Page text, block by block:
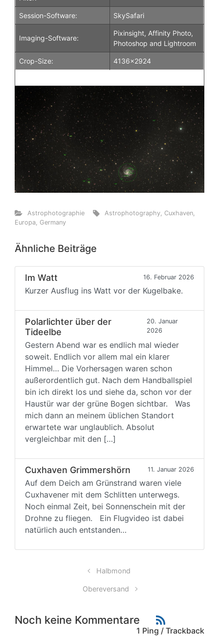
Session-Software: SkySafari
Imaging-Software:
Pixinsight, Affinity Photo,
Photoshop and Lightroom
Crop-Size: 4136x2924
Astrophotographie Astrophotography Cuxhaven
Europa Germany
Ähnliche Beiträge
Im Watt 16. Februar 2026
Kurzer Ausflug ins Watt vor der Kugelbake.
Polarlichter über der
Tideelbe
20. Januar
2026
Gestern Abend war es endlich mal wieder
soweit. Endlich vor allem mal ein klarer
Himmel… Die Vorhersagen waren schon
außerordentlich gut. Nach dem Handballspiel
bin ich direkt los und siehe da, schon vor der
Haustür war der grüne Bogen sichtbar. Was
mich dann an meinem üblichen Standort
erwartete war unglaublich. Absolut
vergleichbar mit den […]
Cuxhaven Grimmershörn 11. Januar 2026
Auf dem Deich am Grünstrand waren viele
Cuxhavener mit dem Schlitten unterwegs.
Noch einmal Zeit, bei Sonnenschein mit der
Drohne zu fliegen. Ein Flugvideo ist dabei
natürlich auch entstanden…
Halbmond
Obereversand
Noch keine Kommentare
1 Ping / Trackback